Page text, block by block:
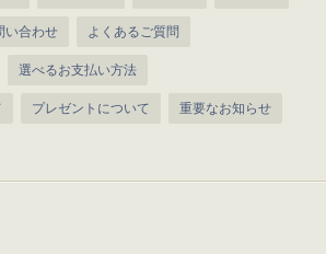
い合わせ よくあるご質問
選べるお支払い方法
プレゼントについて 重要なお知らせ